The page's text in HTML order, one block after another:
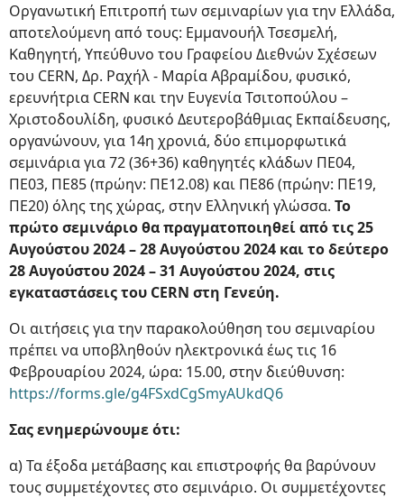
Οργανωτική Επιτροπή των σεμιναρίων για την Ελλάδα,
αποτελούμενη από τους: Εμμανουήλ Τσεσμελή,
Καθηγητή, Υπεύθυνο του Γραφείου Διεθνών Σχέσεων
του CERN, Δρ. Ραχήλ - Μαρία Αβραμίδου, φυσικό,
ερευνήτρια CERN και την Ευγενία Τσιτοπούλου –
Χριστοδουλίδη, φυσικό Δευτεροβάθμιας Εκπαίδευσης,
οργανώνουν, για 14η χρονιά, δύο επιμορφωτικά
σεμινάρια για 72 (36+36) καθηγητές κλάδων ΠΕ04,
ΠΕ03, ΠΕ85 (πρώην: ΠΕ12.08) και ΠΕ86 (πρώην: ΠΕ19,
ΠΕ20) όλης της χώρας, στην Ελληνική γλώσσα. Το
πρώτο σεμινάριο θα πραγματοποιηθεί από τις 25
Αυγούστου 2024 – 28 Αυγούστου 2024 και το δεύτερο
28 Αυγούστου 2024 – 31 Αυγούστου 2024, στις
εγκαταστάσεις του CERN στη Γενεύη.
Οι αιτήσεις για την παρακολούθηση του σεμιναρίου
πρέπει να υποβληθούν ηλεκτρονικά έως τις 16
Φεβρουαρίου 2024, ώρα: 15.00, στην διεύθυνση:
https://forms.gle/g4FSxdCgSmyAUkdQ6
Σας ενημερώνουμε ότι:
α) Τα έξοδα μετάβασης και επιστροφής θα βαρύνουν
τους συμμετέχοντες στο σεμινάριο. Οι συμμετέχοντες